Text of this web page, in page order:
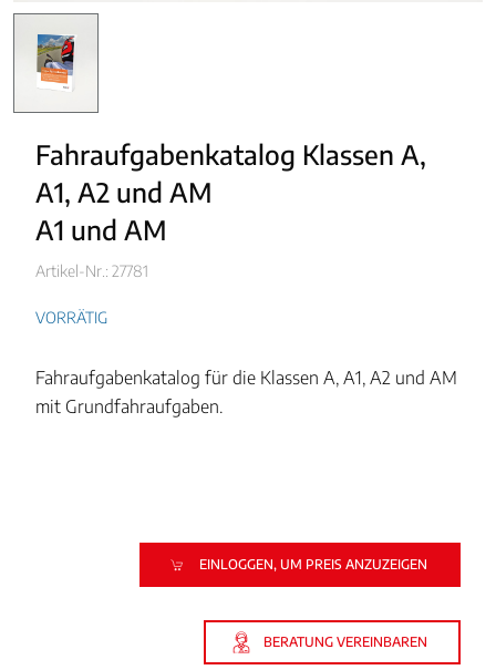
Fahraufgabenkatalog Klassen A,
A1, A2 und AM
A1 und AM
Artikel-Nr.: 27781
VORRÄTIG
Fahraufgabenkatalog für die Klassen A, A1, A2 und AM
mit Grundfahraufgaben.
EINLOGGEN, UM PREIS ANZUZEIGEN
BERATUNG VEREINBAREN